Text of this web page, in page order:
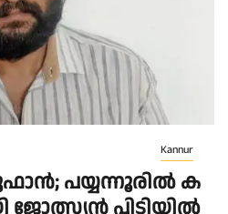
Kannur
പ​യ്യ​ന്നൂ​രി​ൽ ക​
ജോ​ത്സ്യ​ൻ പി​ടി​യി​ൽ